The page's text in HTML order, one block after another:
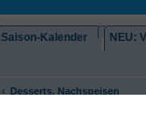
Saison-Kalender NEU:
Desserts, Nachspeisen